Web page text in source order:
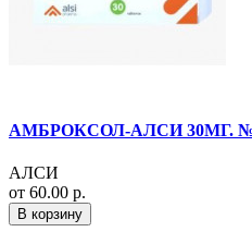
АМБРОКСОЛ-АЛСИ 30МГ.
АЛСИ
от 60.00 р.
В корзину